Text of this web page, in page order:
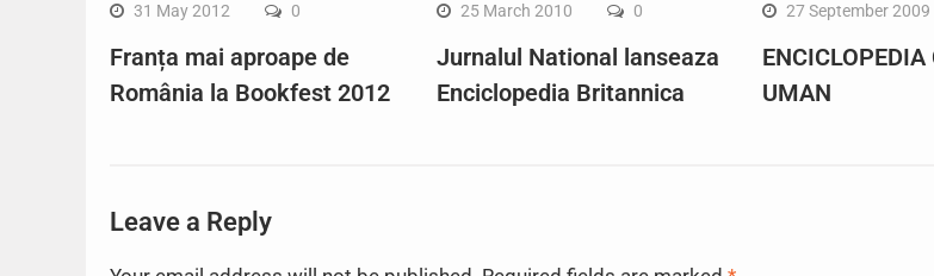
31 May 2012 0
Franța mai aproape de
România la Bookfest 2012
25 March 2010 0
Jurnalul National lanseaza
Enciclopedia Britannica
27 September 2009
ENCICLOPEDIA
UMAN
Leave a Reply